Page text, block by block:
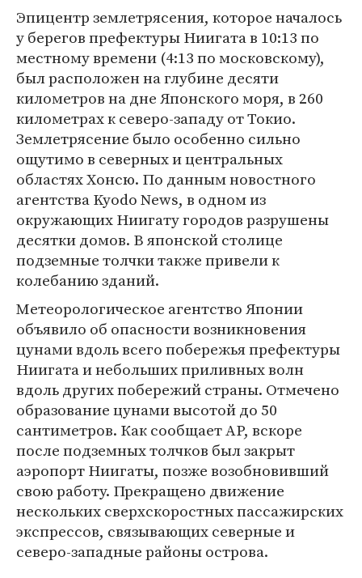
Эпицентр землетрясения, которое началось
у берегов префектуры Ниигата в 10:13 по
местному времени (4:13 по московскому),
был расположен на глубине десяти
километров на дне Японского моря, в 260
километрах к северо-западу от Токио.
Землетрясение было особенно сильно
ощутимо в северных и центральных
областях Хонсю. По данным новостного
агентства Kyodo News, в одном из
окружающих Ниигату городов разрушены
десятки домов. В японской столице
подземные толчки также привели к
колебанию зданий.
Метеорологическое агентство Японии
объявило об опасности возникновения
цунами вдоль всего побережья префектуры
Ниигата и небольших приливных волн
вдоль других побережий страны. Отмечено
образование цунами высотой до 50
сантиметров. Как сообщает AP, вскоре
после подземных толчков был закрыт
аэропорт Ниигаты, позже возобновивший
свою работу. Прекращено движение
нескольких сверхскоростных пассажирских
экспрессов, связывающих северные и
северо-западные районы острова.